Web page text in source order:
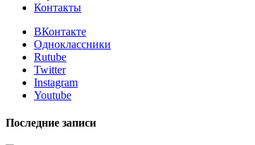
Контакты
ВКонтакте
Одноклассники
Rutube
Twitter
Instagram
Youtube
Последние записи